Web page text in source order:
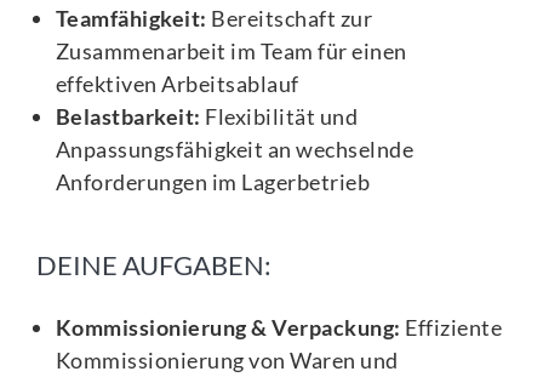
Teamfähigkeit: Bereitschaft zur
Zusammenarbeit im Team für einen
effektiven Arbeitsablauf
Belastbarkeit: Flexibilität und
Anpassungsfähigkeit an wechselnde
Anforderungen im Lagerbetrieb
DEINE AUFGABEN:
Kommissionierung & Verpackung: Effiziente
Kommissionierung von Waren und